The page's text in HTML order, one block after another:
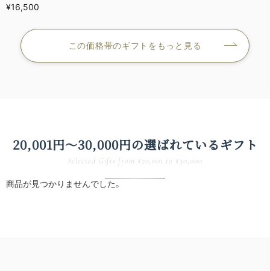
グラス
「フィネ
ンパンEP
298mL
（6脚セッ
¥16,500
この価格帯のギフトをもっと見る
20,001円〜30,000円の選ばれている​ギフト
Selected Gifts from ¥20,001 to ¥30,000
商品が見つかりませんでした。